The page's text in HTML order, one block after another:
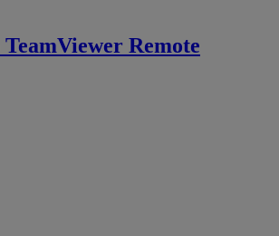
TeamViewer Remote